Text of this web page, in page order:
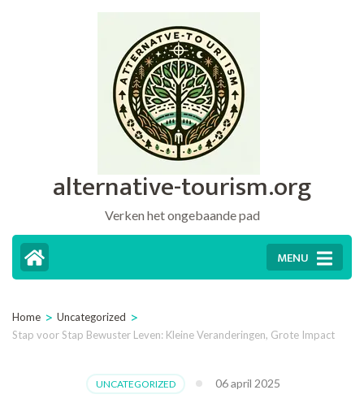
alternative-tourism.org
Verken het ongebaande pad
MENU
Home > Uncategorized >
Stap voor Stap Bewuster Leven: Kleine Veranderingen, Grote Impact
UNCATEGORIZED 06 april 2025